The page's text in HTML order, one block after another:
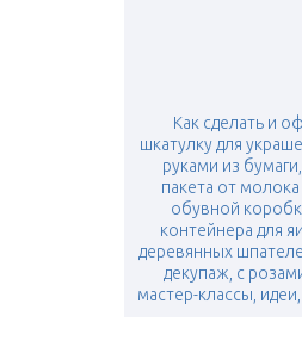
Как сделать и
шкатулку для
руками из
пакета от молока
обувной
контейнера для
деревянных
декупаж, с
мастер-классы,